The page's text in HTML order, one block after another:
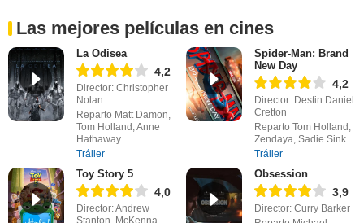
Las mejores películas en cines
La Odisea
4,2
Director: Christopher
Nolan
Reparto Matt Damon,
Tom Holland, Anne
Hathaway
Tráiler
Spider-Man: Brand
New Day
4,2
Director: Destin Daniel
Cretton
Reparto Tom Holland,
Zendaya, Sadie Sink
Tráiler
Toy Story 5
4,0
Director: Andrew
Stanton, McKenna
Obsession
3,9
Director: Curry Barker